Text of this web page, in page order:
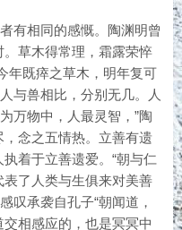
有相同的感慨。陶渊明曾
草木得常理，霜露荣悴
年既瘁之草木，明年复可
与兽相比，分别无几。人
万物中，人最灵智，”陶
念之五情热。立善有遗
着于立善遗爱。“朝与仁
表了人类与生俱来对美善
叹承袭自孔子“朝闻道，
相感应的，也是冥冥中